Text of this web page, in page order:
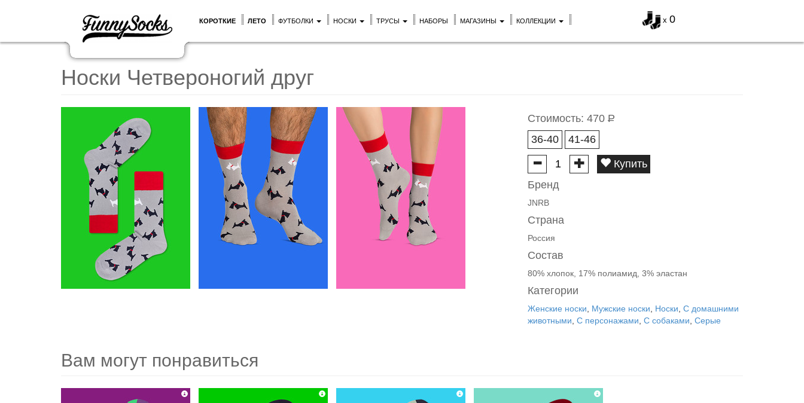
x 0
КОРОТКИЕ ЛЕТО ФУТБОЛКИ НОСКИ ТРУСЫ НАБОРЫ МАГАЗИНЫ КОЛЛЕКЦИИ
Носки Четвероногий друг
Стоимость: 470 Р
36-40
41-46
Купить
Бренд
JNRB
Страна
Россия
Состав
80% хлопок, 17% полиамид, 3% эластан
Категории
Женские носки Мужские носки Носки С домашними
животными С персонажами С собаками Серые
Вам могут понравиться